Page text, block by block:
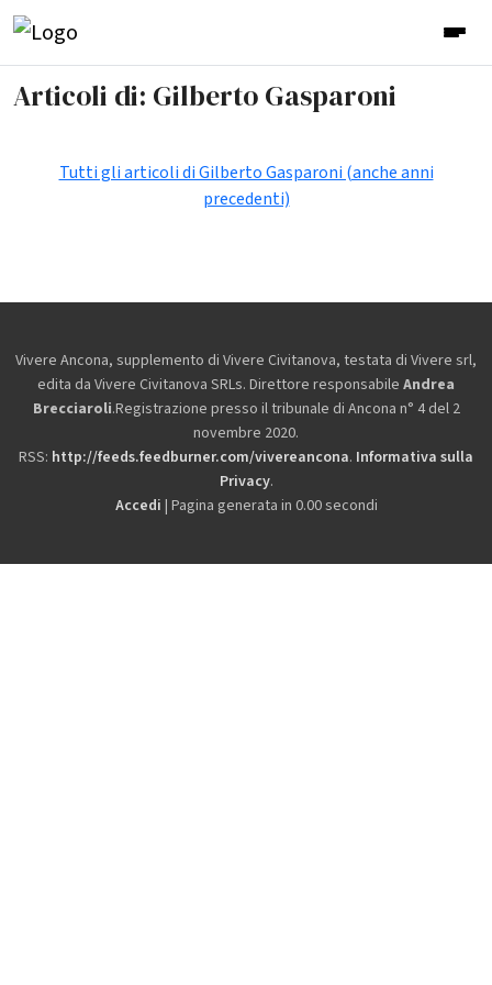
Articoli di: Gilberto Gasparoni
Tutti gli articoli di Gilberto Gasparoni (anche anni
precedenti)
Vivere Ancona, supplemento di Vivere Civitanova, testata di Vivere srl,
edita da Vivere Civitanova SRLs. Direttore responsabile Andrea
Brecciaroli.Registrazione presso il tribunale di Ancona n° 4 del 2
novembre 2020.
RSS: http://feeds.feedburner.com/vivereancona. Informativa sulla
Privacy.
Accedi | Pagina generata in 0.00 secondi